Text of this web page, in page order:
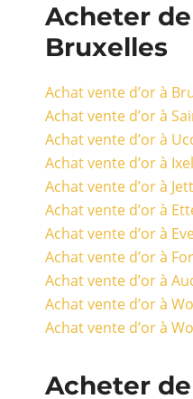
Acheter
Bruxelles
Achat vente d’or à
Achat vente d’or à
Achat vente d’or à
Achat vente d’or à
Achat vente d’or à
Achat vente d’or à
Achat vente d’or à
Achat vente d’or à
Achat vente d’or à
Achat vente d’or à
Achat vente d’or à
Acheter